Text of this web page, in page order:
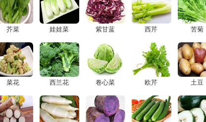
芥菜 娃娃菜 紫甘蓝 西芹 苦菊
菜花 西兰花 卷心菜 欧芹 土豆